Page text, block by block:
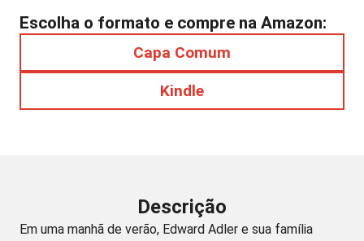
Escolha o formato e compre na Amazon:
Capa Comum
Kindle
Descrição
Em uma manhã de verão, Edward Adler e sua família